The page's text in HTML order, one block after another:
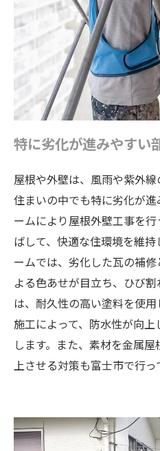
特に劣化が進みやすい
屋根や外壁は、風雨や紫外線
住まいの中でも特に劣化が
ームにより屋根外壁工事を
ばして、快適な住環境を維
ームでは、劣化した瓦の補
よる色あせが目立ち、ひび
は、耐久性の高い塗料を使
施工によって、防水性が向
します。また、素材を金属
上させる対策も富士市で行っ